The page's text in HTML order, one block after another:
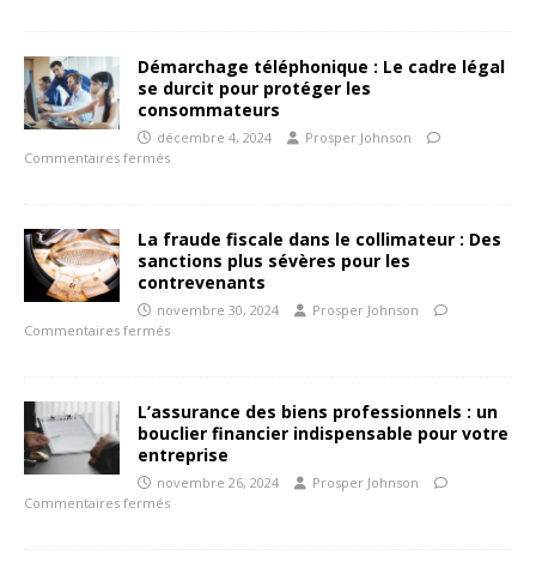
Démarchage téléphonique : Le cadre légal
se durcit pour protéger les
consommateurs
décembre 4, 2024
Prosper Johnson
Commentaires fermés
La fraude fiscale dans le collimateur : Des
sanctions plus sévères pour les
contrevenants
novembre 30, 2024
Prosper Johnson
Commentaires fermés
L’assurance des biens professionnels : un
bouclier financier indispensable pour votre
entreprise
novembre 26, 2024
Prosper Johnson
Commentaires fermés